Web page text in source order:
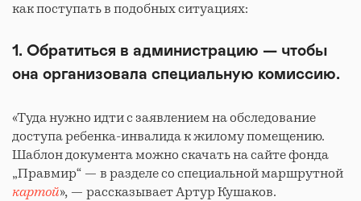
как поступать в подобных ситуациях:
1. Обратиться в администрацию — чтобы
она организовала специальную комиссию.
«Туда нужно идти с заявлением на обследование
доступа ребенка-инвалида к жилому помещению.
Шаблон документа можно скачать на сайте фонда
„Правмир“ — в разделе со специальной маршрутной
картой», — рассказывает Артур Кушаков.